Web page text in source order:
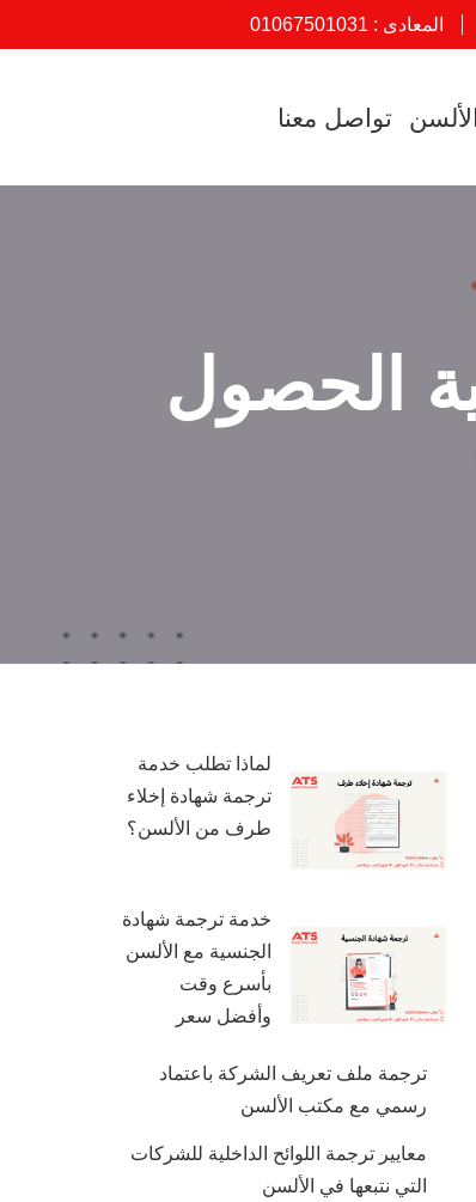
المعادى : 01067501031
تواصل معنا
الحصول
لماذا تطلب خدمة
ترجمة شهادة إخلاء
طرف من الألسن؟
خدمة ترجمة شهادة
الجنسية مع الألسن
بأسرع وقت
وأفضل سعر
ترجمة ملف تعريف الشركة باعتماد
رسمي مع مكتب الألسن
معايير ترجمة اللوائح الداخلية للشركات
التي نتبعها في الألسن